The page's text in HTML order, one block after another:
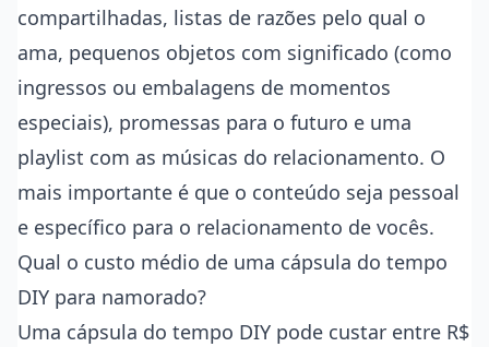
compartilhadas, listas de razões pelo qual o
ama, pequenos objetos com significado (como
ingressos ou embalagens de momentos
especiais), promessas para o futuro e uma
playlist com as músicas do relacionamento. O
mais importante é que o conteúdo seja pessoal
e específico para o relacionamento de vocês.
Qual o custo médio de uma cápsula do tempo
DIY para namorado?
Uma cápsula do tempo DIY pode custar entre R$